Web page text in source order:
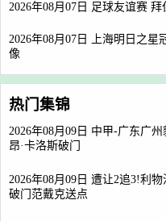
2026年08月07日 足球友谊赛
2026年08月07日 上海明日之星
像
热门集锦
2026年08月09日 中甲-广东广
昂·卡洛斯破门
2026年08月09日 遭让2追3!利
破门范戴克送点